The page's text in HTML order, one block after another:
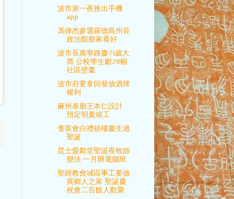
波市第一夜推出手機
app
馮偉杰參選羅德島州長
政治觀察家看好
波市長萬寧路慶71歲大
壽 公校學生獻28幅
社區壁畫
波市府要拿回發放酒牌
權利
麻州泰廟王本仁設計
預定明夏竣工
耆英會白禮頓樓慶生過
聖誕
昆士愛鄰堂聖誕夜牧師
變法 一月辦電腦班
聖經教會城區事工要做
異鄉人之家 聖誕慶
祝會二百餘人歡聚